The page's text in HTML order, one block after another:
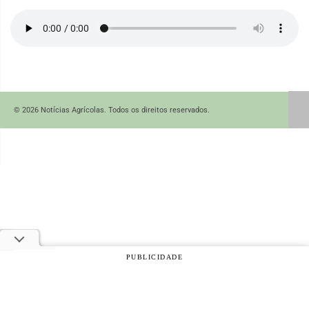
© 2026 Notícias Agrícolas. Todos os direitos reservados.
PUBLICIDADE